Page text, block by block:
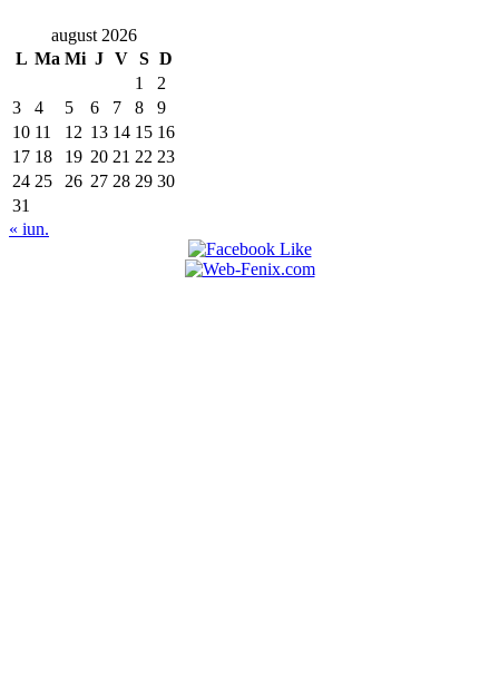
august 2026
L Ma Mi J V S D
1
2
3
4 5 6 7 8
9
10 11 12 13 14 15 16
17 18 19 20 21 22 23
24 25 26 27 28 29 30
31
« iun.